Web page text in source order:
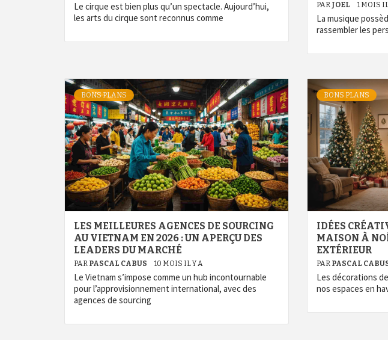
Le cirque est bien plus qu’un spectacle. Aujourd’hui,
les arts du cirque sont reconnus comme
PAR JOEL 1 MOIS
La musique
rassembler les
BONS PLANS
LES MEILLEURES AGENCES DE SOURCING
AU VIETNAM EN 2026 : UN APERÇU DES
LEADERS DU MARCHÉ
PAR PASCAL CABUS 10 MOIS IL Y A
Le Vietnam s’impose comme un hub incontournable
pour l’approvisionnement international, avec des
agences de sourcing
BONS PLANS
IDÉES
MAISON À
EXTÉRIEUR
PAR PASCAL
Les décorations
nos espaces en